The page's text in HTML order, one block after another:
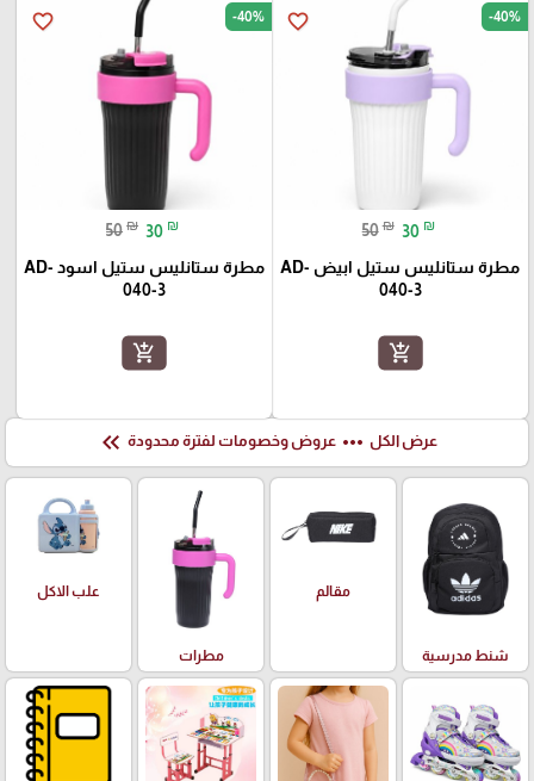
favorite_border -40%
50 ₪ 30 ₪
مطرة ستانليس ستيل ابيض AD-
040-3
add_shopping_cart
favorite_border -40%
50 ₪ 30 ₪
مطرة ستانليس ستيل اسود AD-
040-3
add_shopping_cart
عرض الكل more_horiz عروض وخصومات لفترة محدودة keyboard_double_arrow_left
شنط مدرسية
مقالم
مطرات
علب الاكل